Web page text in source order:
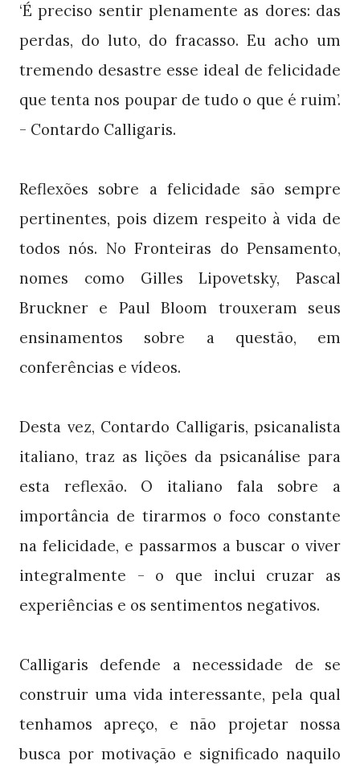
‘É preciso sentir plenamente as dores: das
perdas, do luto, do fracasso. Eu acho um
tremendo desastre esse ideal de felicidade
que tenta nos poupar de tudo o que é ruim’.
- Contardo Calligaris.
Reflexões sobre a felicidade são sempre
pertinentes, pois dizem respeito à vida de
todos nós. No Fronteiras do Pensamento,
nomes como Gilles Lipovetsky, Pascal
Bruckner e Paul Bloom trouxeram seus
ensinamentos sobre a questão, em
conferências e vídeos.
Desta vez, Contardo Calligaris, psicanalista
italiano, traz as lições da psicanálise para
esta reflexão. O italiano fala sobre a
importância de tirarmos o foco constante
na felicidade, e passarmos a buscar o viver
integralmente - o que inclui cruzar as
experiências e os sentimentos negativos.
Calligaris defende a necessidade de se
construir uma vida interessante, pela qual
tenhamos apreço, e não projetar nossa
busca por motivação e significado naquilo